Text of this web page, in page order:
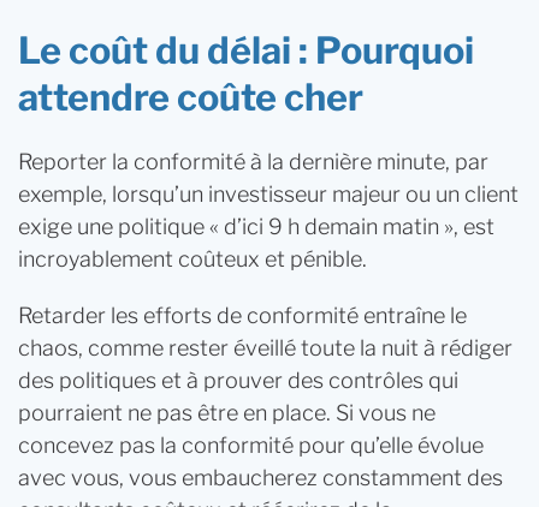
Le coût du délai : Pourquoi
attendre coûte cher
Reporter la conformité à la dernière minute, par
exemple, lorsqu’un investisseur majeur ou un client
exige une politique « d’ici 9 h demain matin », est
incroyablement coûteux et pénible.
Retarder les efforts de conformité entraîne le
chaos, comme rester éveillé toute la nuit à rédiger
des politiques et à prouver des contrôles qui
pourraient ne pas être en place. Si vous ne
concevez pas la conformité pour qu’elle évolue
avec vous, vous embaucherez constamment des